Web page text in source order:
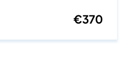
€370